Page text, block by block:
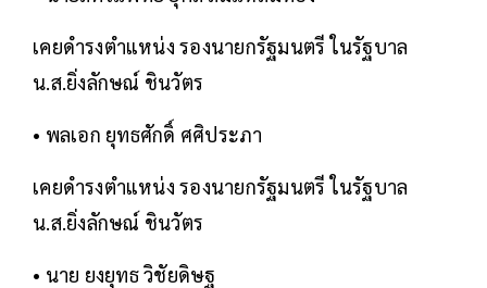
เคยดำรงตำแหน่ง รองนายกรัฐมนตรี ในรัฐบาล
น.ส.ยิ่งลักษณ์ ชินวัตร
• พลเอก ยุทธศักดิ์ ศศิประภา
เคยดำรงตำแหน่ง รองนายกรัฐมนตรี ในรัฐบาล
น.ส.ยิ่งลักษณ์ ชินวัตร
• นาย ยงยุทธ วิชัยดิษฐ